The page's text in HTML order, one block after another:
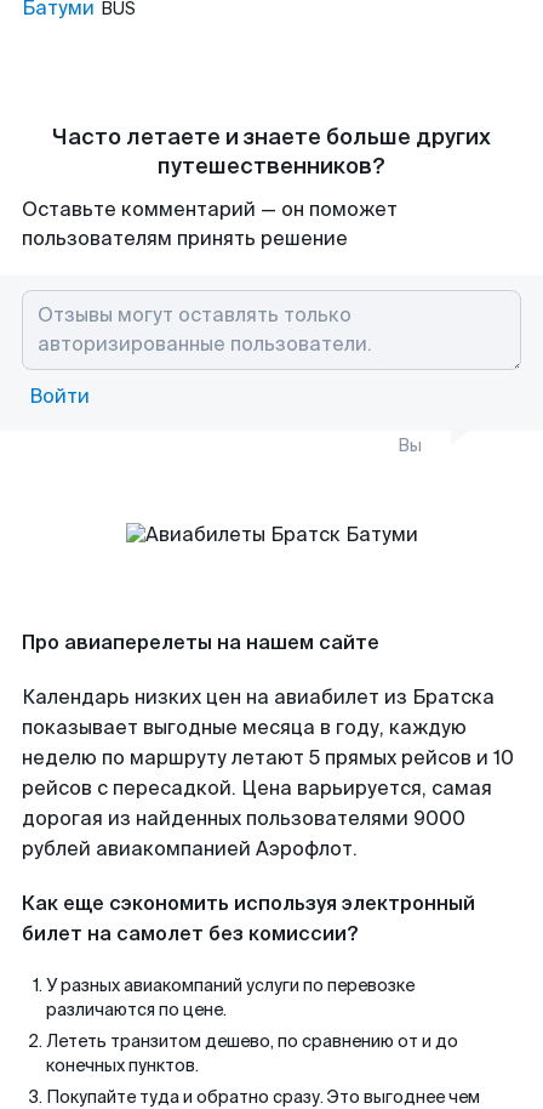
Батуми BUS
Часто летаете и знаете больше других
путешественников?
Оставьте комментарий — он поможет
пользователям принять решение
Войти
Вы
Про авиаперелеты на нашем сайте
Календарь низких цен на авиабилет из Братска
показывает выгодные месяца в году, каждую
неделю по маршруту летают 5 прямых рейсов и 10
рейсов с пересадкой. Цена варьируется, самая
дорогая из найденных пользователями 9000
рублей авиакомпанией Аэрофлот.
Как еще сэкономить используя электронный
билет на самолет без комиссии?
У разных авиакомпаний услуги по перевозке
различаются по цене.
Лететь транзитом дешево, по сравнению от и до
конечных пунктов.
Покупайте туда и обратно сразу. Это выгоднее чем